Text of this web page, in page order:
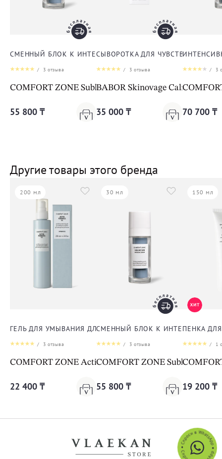
СМЕННЫЙ БЛОК К ИНТЕНСИВНОЙ ЛИФТИНГ-СЫВОРОТКЕ
/ 3 отзыва
COMFORT ZONE Sublime Skin Intensive Serum Refill
55 800 ₸
СЫВОРОТКА ДЛЯ
/ 3 отзыва
BABOR Skinovage Calming
35 000 ₸
/ 3
70 700 ₸
Другие товары этого бренда
200 мл
ГЕЛЬ ДЛЯ УМЫВАНИЯ ДЛЯ ЛИЦА
/ 3 отзыва
COMFORT ZONE Active Pureness Gel
22 400 ₸
30 мл
СМЕННЫЙ БЛОК К ИНТЕНСИВНОЙ
/ 3 отзыва
COMFORT ZONE Sublime Skin
55 800 ₸
150 мл
ПЕНКА
/ 1
19 200 ₸